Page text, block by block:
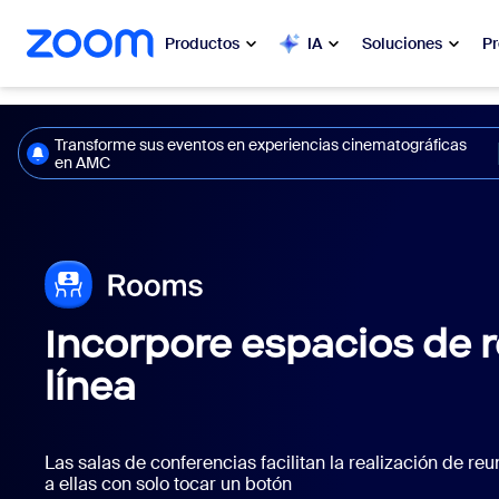
contenido principal
al chat de ayuda Productos IA Soluciones
Popular
Zoom CX
IA de Zoom
Aplicaciones e integraciones
Lo más
Transforme sus eventos en experiencias cinematográficas
en AMC
Incorpore espacios de
línea
Las salas de conferencias facilitan la realización de
a ellas con solo tocar un botón